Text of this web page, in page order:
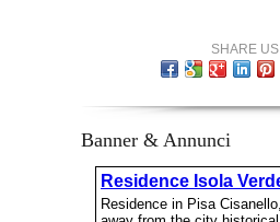
SHARE US
Banner & Annunci